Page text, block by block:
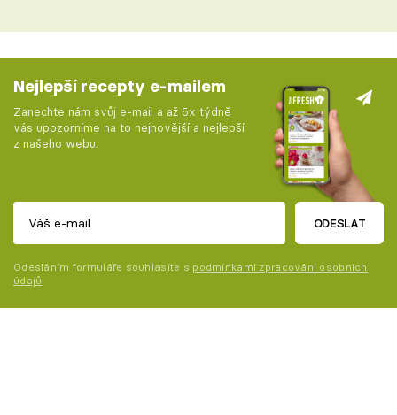
Nejlepší recepty e-mailem
Zanechte nám svůj e-mail a až 5x týdně
vás upozorníme na to nejnovější a nejlepší
z našeho webu.
ODESLAT
Odesláním formuláře souhlasíte s podmínkami zpracování osobních
údajů